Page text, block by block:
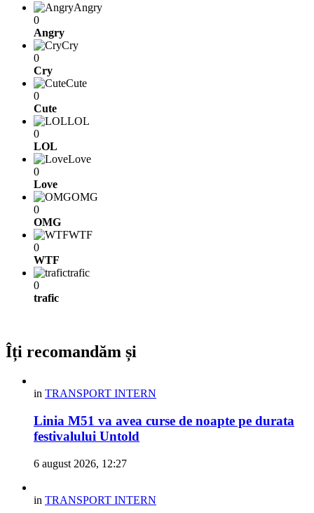
Angry
0
Angry
Cry
0
Cry
Cute
0
Cute
LOL
0
LOL
Love
0
Love
OMG
0
OMG
WTF
0
WTF
trafic
0
trafic
Îți recomandăm și
in TRANSPORT INTERN
Linia M51 va avea curse de noapte pe durata
festivalului Untold
6 august 2026, 12:27
in TRANSPORT INTERN